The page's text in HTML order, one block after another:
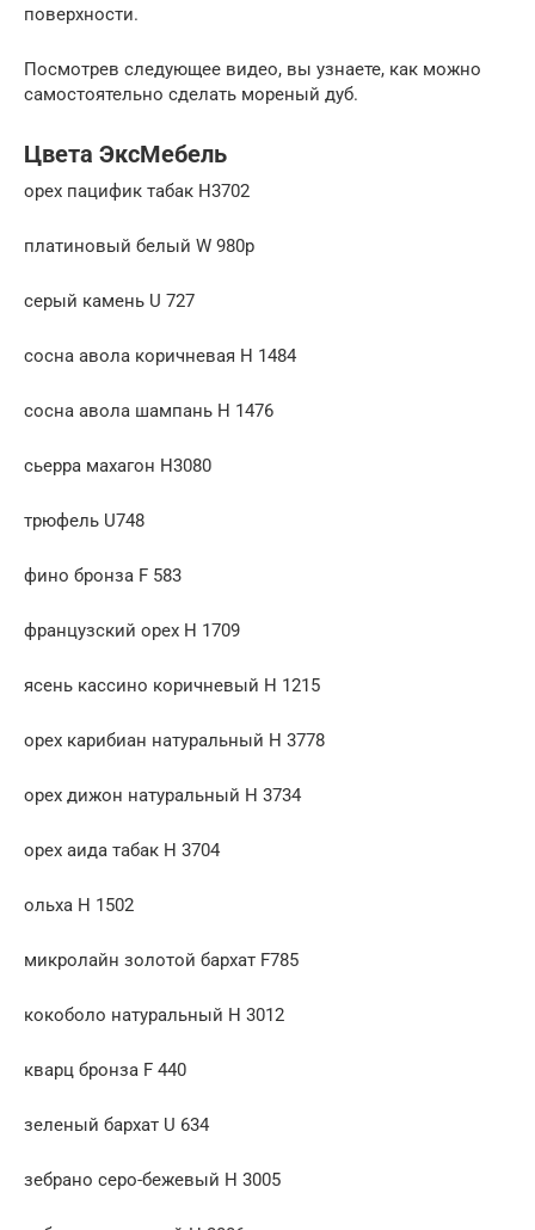
поверхности.
Посмотрев следующее видео, вы узнаете, как можно
самостоятельно сделать мореный дуб.
Цвета ЭксМебель
орех пацифик табак Н3702
платиновый белый W 980p
серый камень U 727
сосна авола коричневая H 1484
сосна авола шампань H 1476
сьерра махагон Н3080
трюфель U748
фино бронза F 583
французский орех H 1709
ясень кассино коричневый H 1215
орех карибиан натуральный H 3778
орех дижон натуральный H 3734
орех аида табак H 3704
ольха H 1502
микролайн золотой бархат F785
кокоболо натуральный H 3012
кварц бронза F 440
зеленый бархат U 634
зебрано серо-бежевый H 3005